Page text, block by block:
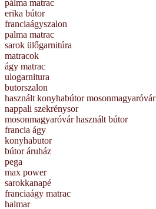
pálma matrac
erika bútor
franciaágyszalon
palma matrac
sarok ülőgarnitúra
matracok
ágy matrac
ulogarnitura
butorszalon
használt konyhabútor mosonmagyaróvár
nappali szekrénysor
mosonmagyaróvár használt bútor
francia ágy
konyhabutor
bútor áruház
pega
max power
sarokkanapé
franciaágy matrac
halmar